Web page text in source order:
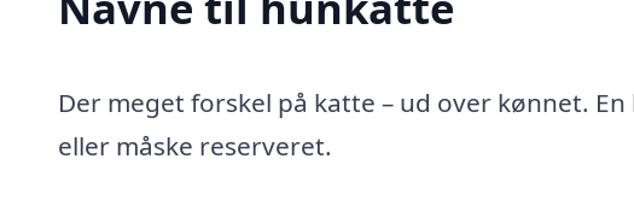
Der meget forskel på katte – ud over kønnet.
eller måske reserveret.